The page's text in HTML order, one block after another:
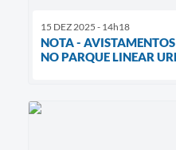
15 DEZ 2025 - 14h18
NOTA - AVISTAMENTOS
NO PARQUE LINEAR